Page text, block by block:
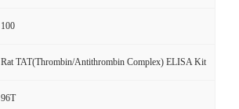
100
Rat TAT(Thrombin/Antithrombin Complex) ELISA Kit
96T